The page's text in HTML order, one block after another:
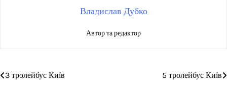
Владислав Дубко
Автор та редактор
Навігація
3 тролейбус Київ 5 тролейбус Київ